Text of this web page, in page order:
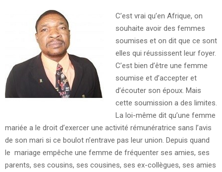
C’est vrai qu’en Afrique, on
souhaite avoir des femmes
soumises et on dit que ce sont
elles qui réussissent leur foyer.
C’est bien d’être une femme
soumise et d’accepter et
d’écouter son époux. Mais
cette soumission a des limites.
La loi-même dit qu’une femme
mariée a le droit d’exercer une activité rémunératrice sans l’avis
de son mari si ce boulot n’entrave pas leur union. Depuis quand
le mariage empêche une femme de fréquenter ses amies, ses
parents, ses cousins, ses cousines, ses ex-collègues, ses amies